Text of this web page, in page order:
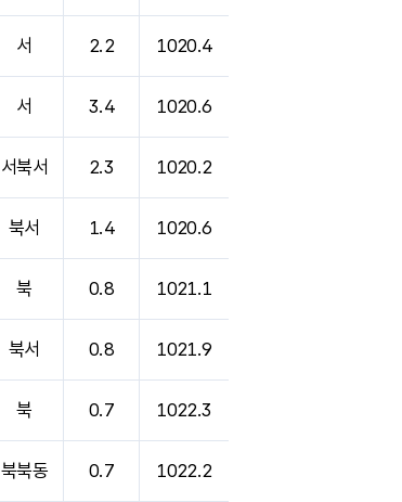
서 2.2 1020.4
서 3.4 1020.6
서북서 2.3 1020.2
북서 1.4 1020.6
북 0.8 1021.1
북서 0.8 1021.9
북 0.7 1022.3
북북동 0.7 1022.2